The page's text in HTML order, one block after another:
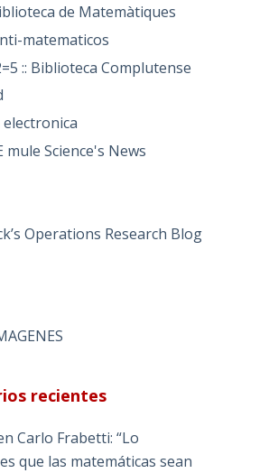
de Matemàtiques
matematicos
:: Biblioteca Complutense
electronica
mule Science's News
Operations Research Blog
recientes
Carlo Frabetti: “Lo
que las matemáticas sean